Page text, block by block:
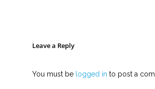
Leave a Reply
You must be logged in to post a